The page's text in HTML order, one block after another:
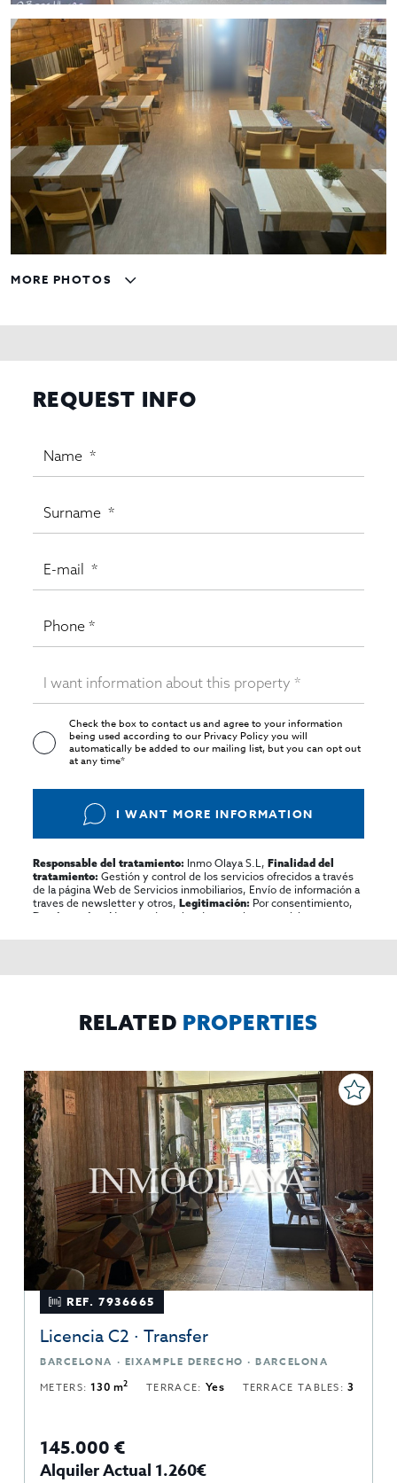
MORE PHOTOS
REQUEST INFO
Check the box to contact us and agree to your information
being used according to ourPrivacy Policyyou will
automatically be added to our mailing list, but you can opt out
at any time*
I WANT MORE INFORMATION
Responsable del tratamiento: Inmo Olaya S.L,Finalidad del
tratamiento: Gestión y control de los servicios ofrecidos a través
de la página Web de Servicios inmobiliarios, Envío de información a
traves de newsletter y otros,Legitimación: Por consentimiento,
Destinatarios:
No se cederan los datos, salvo para elaborar
rectificar y suprimir los datos, solicitar la portabilidad de los
RELATED PROPERTIES
REF. 7936665
Licencia C2 · Transfer
BARCELONA · EIXAMPLE DERECHO · BARCELONA
METERS:130 m2 TERRACE: Yes TERRACE TABLES:3
145.000 €
Alquiler Actual 1.260€